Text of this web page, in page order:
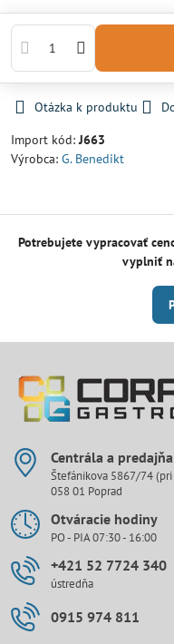
Otázka k produktu
Import kód:J663
Výrobca: G. Benedikt
Potrebujete vypracovať
vyplniť
Centrála a
Štefánikova 5867/74 (pri
058 01 Poprad
Otváracie hodiny
PO - PIA 07:30 - 16:00
+421 52 7724 340
ústredňa
0915 974 811